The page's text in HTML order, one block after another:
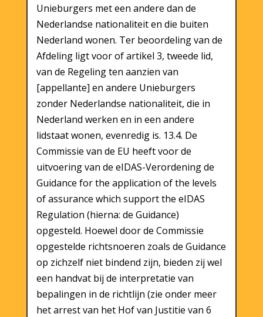
Unieburgers met een andere dan de
Nederlandse nationaliteit en die buiten
Nederland wonen. Ter beoordeling van de
Afdeling ligt voor of artikel 3, tweede lid,
van de Regeling ten aanzien van
[appellante] en andere Unieburgers
zonder Nederlandse nationaliteit, die in
Nederland werken en in een andere
lidstaat wonen, evenredig is. 13.4. De
Commissie van de EU heeft voor de
uitvoering van de eIDAS-Verordening de
Guidance for the application of the levels
of assurance which support the eIDAS
Regulation (hierna: de Guidance)
opgesteld. Hoewel door de Commissie
opgestelde richtsnoeren zoals de Guidance
op zichzelf niet bindend zijn, bieden zij wel
een handvat bij de interpretatie van
bepalingen in de richtlijn (zie onder meer
het arrest van het Hof van Justitie van 6